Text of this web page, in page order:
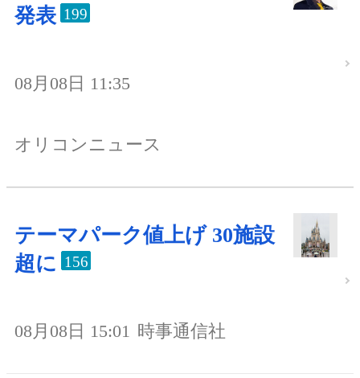
発表 199
08月08日 11:35
オリコンニュース
テーマパーク値上げ 30施設
超に 156
08月08日 15:01 時事通信社